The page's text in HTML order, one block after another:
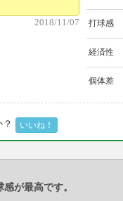
2018/11/07 打球感
経済性
個体差
いいね！
が最高です。